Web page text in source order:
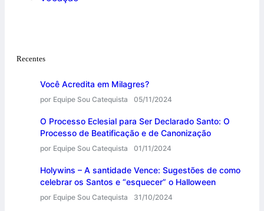
Recentes
Você Acredita em Milagres?
por Equipe Sou Catequista 05/11/2024
O Processo Eclesial para Ser Declarado Santo: O
Processo de Beatificação e de Canonização
por Equipe Sou Catequista 01/11/2024
Holywins – A santidade Vence: Sugestões de como
celebrar os Santos e “esquecer” o Halloween
por Equipe Sou Catequista 31/10/2024